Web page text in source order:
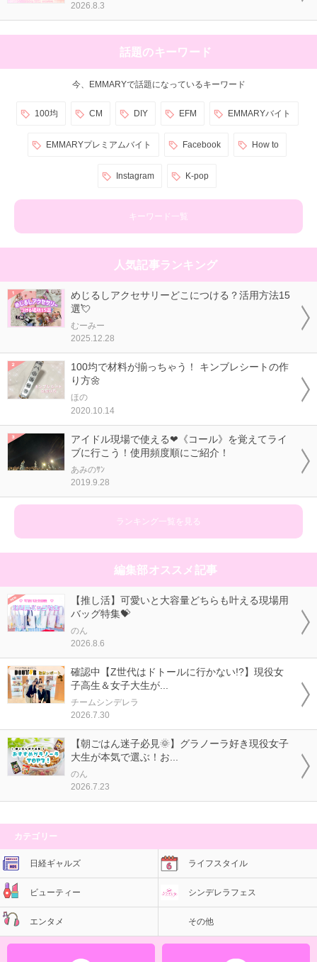
2026.8.3
話題のキーワード
今、EMMARYで話題になっているキーワード
100均 CM DIY EFM EMMARYバイト
EMMARYプレミアムバイト Facebook How to
Instagram K-pop
キーワード一覧
人気記事ランキング
めじるしアクセサリーどこにつける？活用方法15
選💘
むーみー
2025.12.28
100均で材料が揃っちゃう！ キンブレシートの作
り方🌼
ほの
2020.10.14
アイドル現場で使える❤《コール》を覚えてライ
ブに行こう！使用頻度順にご紹介！
あみのｻﾝ
2019.9.28
ランキング一覧を見る
編集部オススメ記事
【推し活】可愛いと大容量どちらも叶える現場用
バッグ特集💝
のん
2026.8.6
確認中【Z世代はドトールに行かない!?】現役女
子高生＆女子大生が...
チームシンデレラ
2026.7.30
【朝ごはん迷子必見🌞】グラノーラ好き現役女子
大生が本気で選ぶ！お...
のん
2026.7.23
カテゴリー
日経ギャルズ ライフスタイル
ビューティー シンデレラフェス
エンタメ その他